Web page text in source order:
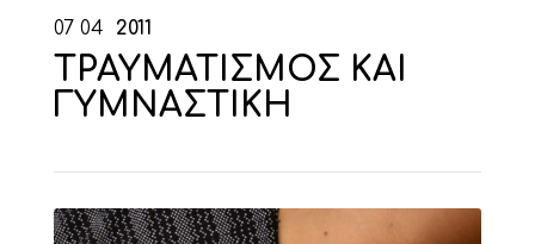
07 04 2011
ΤΡΑΥΜΑΤΙΣΜΟΣ ΚΑΙ
ΓΥΜΝΑΣΤΙΚΗ